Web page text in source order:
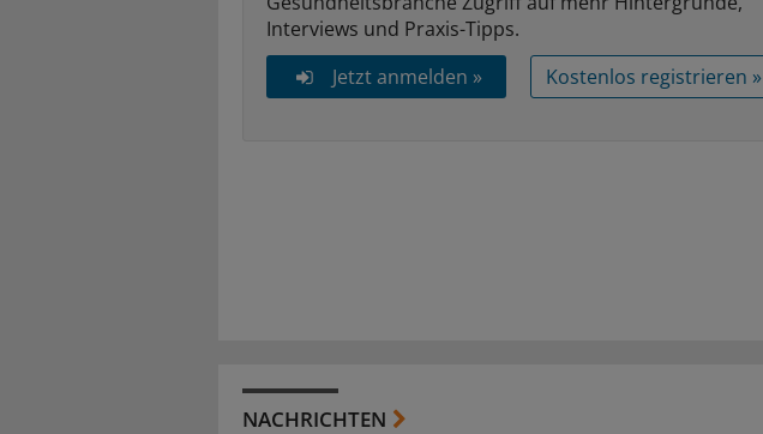
Interviews und Praxis-Tipps.
Jetzt anmelden »
Kostenlos registrieren »
NACHRICHTEN